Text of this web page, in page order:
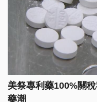
美祭專利藥100%關
藥潮